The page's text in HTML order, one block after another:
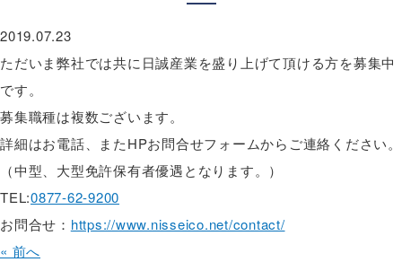
2019.07.23
ただいま弊社では共に日誠産業を盛り上げて頂ける方を募集中
です。
募集職種は複数ございます。
詳細はお電話、またHPお問合せフォームからご連絡ください。
（中型、大型免許保有者優遇となります。）
TEL:0877-62-9200
お問合せ： https://www.nisseico.net/contact/
« 前へ